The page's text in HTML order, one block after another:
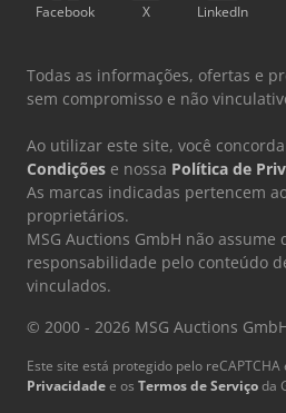
Facebook X LinkedIn
Todas as informações, ofertas e
sem compromisso e não
Ao utilizar este site, você
Condições e nossa Política de
As marcas indicadas pertencem
proprietários.
MSG Auctions GmbH não assume
responsabilidade pelo conteúdo
vinculados.
© 2000 - 2026 MSG Auctions
Este site está protegido pelo
Privacidadee os Termos de Serviçoda